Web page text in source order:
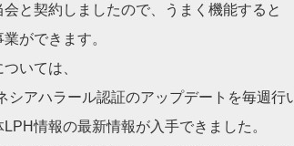
会と契約しましたので、うまく機能すると
ができます。
いては、
シアハラール認証のアップデートを毎週行
情報の最新情報が入手できました。